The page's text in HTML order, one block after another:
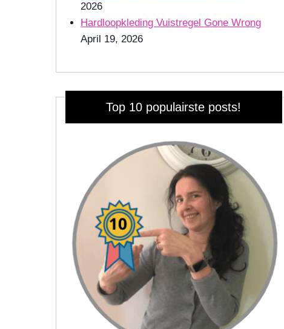
2026
Hardloopkleding Vuistregel Gone Wrong
April 19, 2026
Top 10 populairste posts!